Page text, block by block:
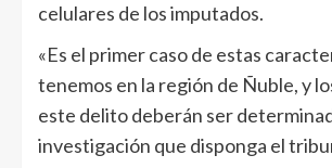
celulares de los imputados.
«Es el primer caso de estas
tenemos en la región de Ñuble, y
este delito deberán ser
investigación que disponga el